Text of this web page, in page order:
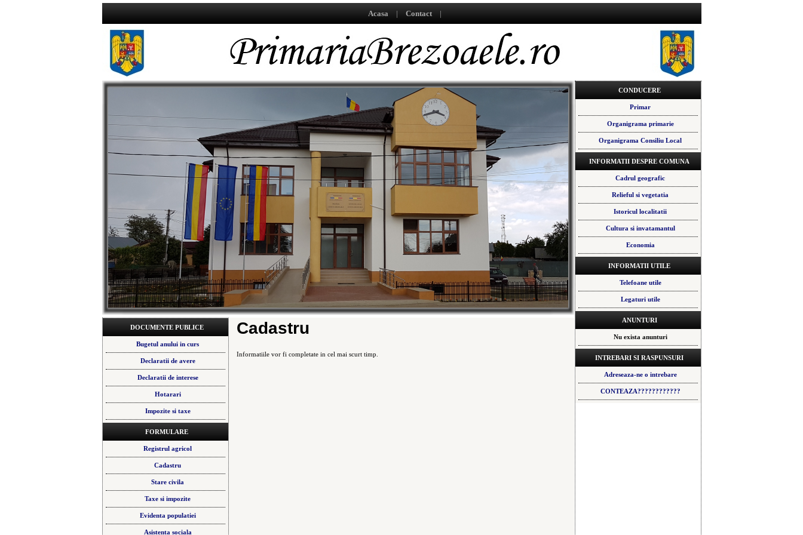
Acasa | Contact |
DOCUMENTE PUBLICE
Bugetul anului in curs
Declaratii de avere
Declaratii de interese
Hotarari
Impozite si taxe
FORMULARE
Registrul agricol
Cadastru
Stare civila
Taxe si impozite
Evidenta populatiei
Asistenta sociala
Cadastru
Informatiile vor fi completate in cel mai scurt timp.
CONDUCERE
Primar
Organigrama primarie
Organigrama Consiliu Local
INFORMATII DESPRE COMUNA
Cadrul geografic
Relieful si vegetatia
Istoricul localitatii
Cultura si invatamantul
Economia
INFORMATII UTILE
Telefoane utile
Legaturi utile
ANUNTURI
Nu exista anunturi
INTREBARI SI RASPUNSURI
Adreseaza-ne o intrebare
CONTEAZA????????????